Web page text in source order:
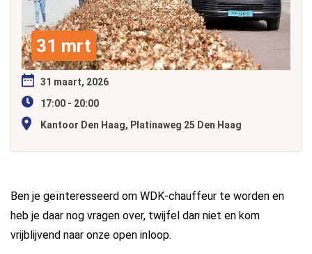
31 mrt
31 maart, 2026
17:00 - 20:00
Kantoor Den Haag, Platinaweg 25 Den Haag
Ben je geïnteresseerd om WDK-chauffeur te worden en
heb je daar nog vragen over, twijfel dan niet en kom
vrijblijvend naar onze open inloop.